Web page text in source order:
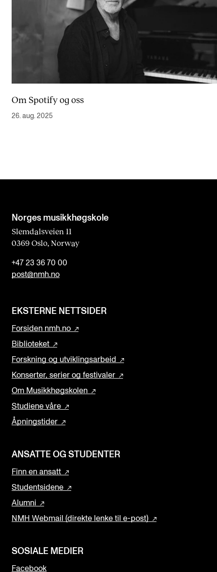
Om Spotify og oss
26. aug. 2025
Norges musikk­høgskole
Slemdalsveien 11
0369 Oslo, Norway
+47 23 36 70 00
post@nmh.no
EKSTERNE NETTSIDER
Forsiden nmh.no
Biblioteket
Forskning og utviklingsarbeid
Konserter, serier og festivaler
Om Musikkhøgskolen
Studiene våre
Åpningstider
ANSATTE OG STUDENTER
Finn en ansatt
Studentsidene
Alumni
NMH Webmail (direkte lenke til e-post)
SOSIALE MEDIER
Facebook